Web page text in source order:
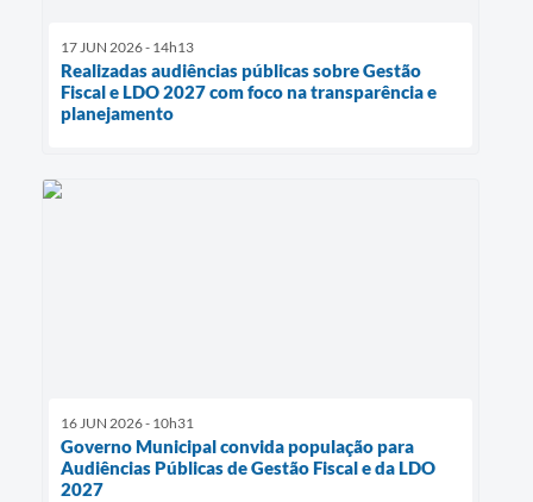
17 JUN 2026 - 14h13
Realizadas audiências públicas sobre Gestão
Fiscal e LDO 2027 com foco na transparência e
planejamento
16 JUN 2026 - 10h31
Governo Municipal convida população para
Audiências Públicas de Gestão Fiscal e da LDO
2027